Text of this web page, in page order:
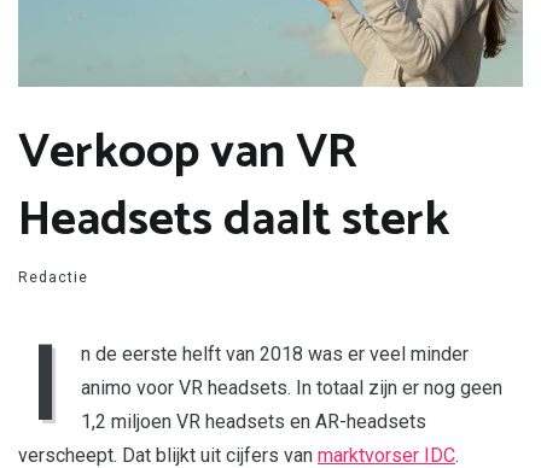
Verkoop van VR
Headsets daalt sterk
Redactie
I
n de eerste helft van 2018 was er veel minder
animo voor VR headsets. In totaal zijn er nog geen
1,2 miljoen VR headsets en AR-headsets
verscheept. Dat blijkt uit cijfers van marktvorser IDC.